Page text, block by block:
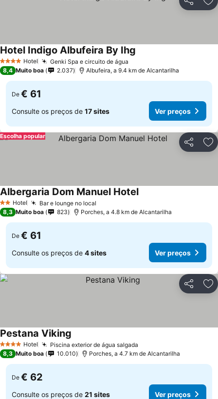
Partilhar
4 EstrelasHotel Genki Spa e circuito de água
Hotel Indigo Albufeira By Ihg
8,4 Muito boa 2.037 Albufeira, a 9.4 km de Alcantarilha
De € 61
Consulte os preços de 17 sites Ver preços
Partilhar
Escolha popular
2 Estrelas
Hotel Bar e lounge no local
Albergaria Dom Manuel HotelVer preços
8,3 Muito boa 823 Porches, a 4.8 km de Alcantarilha
De € 61
Consulte os preços de 4 sites Ver preços
Partilhar
4 EstrelasHotel Piscina exterior de água salgada
Pestana Viking
8,3 Muito boa 10.010 Porches, a 4.7 km de Alcantarilha
De € 62
Consulte os preços de 21 sites Ver preços